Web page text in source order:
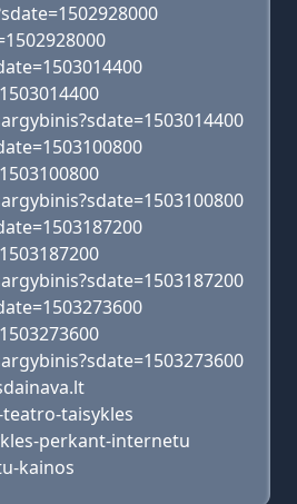
taisykles
perkant-internetu
kainos